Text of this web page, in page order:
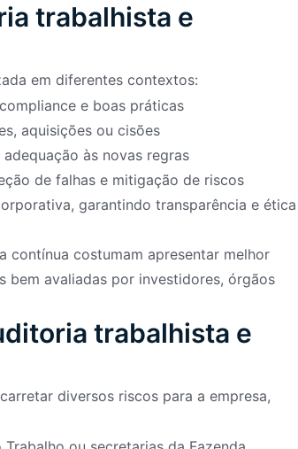
trabalhista e
em diferentes contextos:
e boas práticas
aquisições ou cisões
às novas regras
de falhas e mitigação de riscos
garantindo transparência e ética
contínua costumam apresentar melhor
bem avaliadas por investidores, órgãos
trabalhista e
diversos riscos para a empresa,